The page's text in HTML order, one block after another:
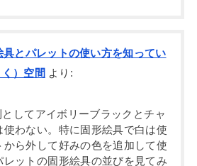
とパレットの使い方を知ってい
）空間 より:
てアイボリーブラックとチャ
わない。特に固形絵具で白は使
ら外して好みの色を追加して使
ットの固形絵具の並びを見てみ